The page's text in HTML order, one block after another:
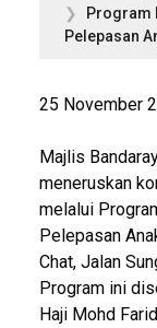
Program
Pelepasan
25 November
Majlis
meneruskan
melalui
Pelepasan
Chat, Jalan
Program ini
Haji Mohd